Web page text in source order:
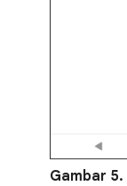
Gambar 5.